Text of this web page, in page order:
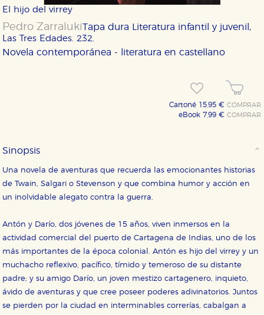
El hijo del virrey
Pedro Zarraluki
Las Tres Edades. 232.
Tapa dura Literatura infantil y juvenil,
Novela contemporánea - literatura en castellano
Cartoné 15,95 €COMPRAR
eBook 7,99 €COMPRAR
Sinopsis
Una novela de aventuras que recuerda las emocionantes historias
de Twain, Salgari o Stevenson y que combina humor y acción en
un inolvidable alegato contra la guerra.
Antón y Darío, dos jóvenes de 15 años, viven inmersos en la
actividad comercial del puerto de Cartagena de Indias, uno de los
más importantes de la época colonial. Antón es hijo del virrey y un
muchacho reflexivo, pacífico, tímido y temeroso de su distante
padre; y su amigo Darío, un joven mestizo cartagenero, inquieto,
ávido de aventuras y que cree poseer poderes adivinatorios. Juntos
se pierden por la ciudad en interminables correrías, cabalgan a
Cookies necesarias
Estas cookies son necesarias para que nuestro sitio